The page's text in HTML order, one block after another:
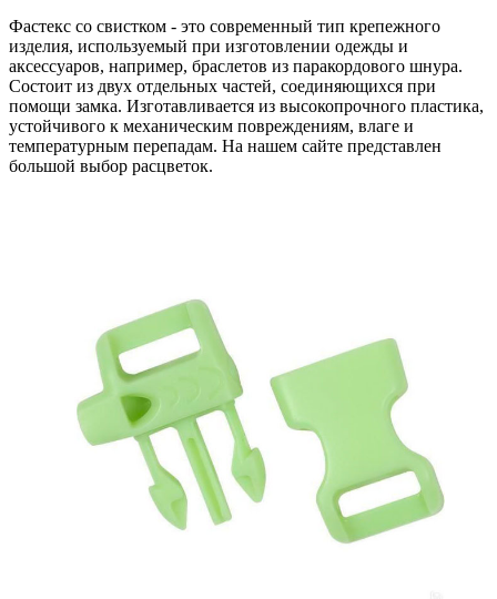
Фастекс со свистком - это современный тип крепежного
изделия, используемый при изготовлении одежды и
аксессуаров, например, браслетов из паракордового шнура.
Состоит из двух отдельных частей, соединяющихся при
помощи замка. Изготавливается из высокопрочного пластика,
устойчивого к механическим повреждениям, влаге и
температурным перепадам. На нашем сайте представлен
большой выбор расцветок.